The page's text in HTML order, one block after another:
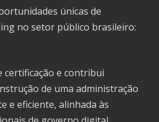
únicas de
no setor público brasileiro:
certificação e contribui
de uma administração
e eficiente, alinhada às